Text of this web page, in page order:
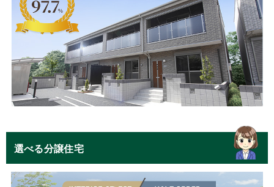
選べる分譲住宅